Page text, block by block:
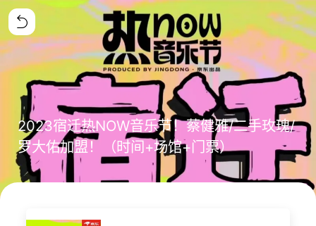
2023宿迁热NOW音乐节！蔡健雅/二手玫瑰/
罗大佑加盟！（时间+场馆+门票）